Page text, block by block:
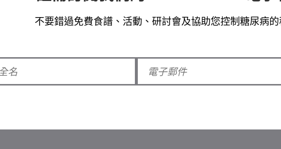
不要錯過免費食譜、活動、研討會及協助您控制糖尿病